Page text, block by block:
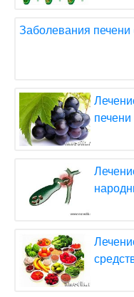
Заболевания